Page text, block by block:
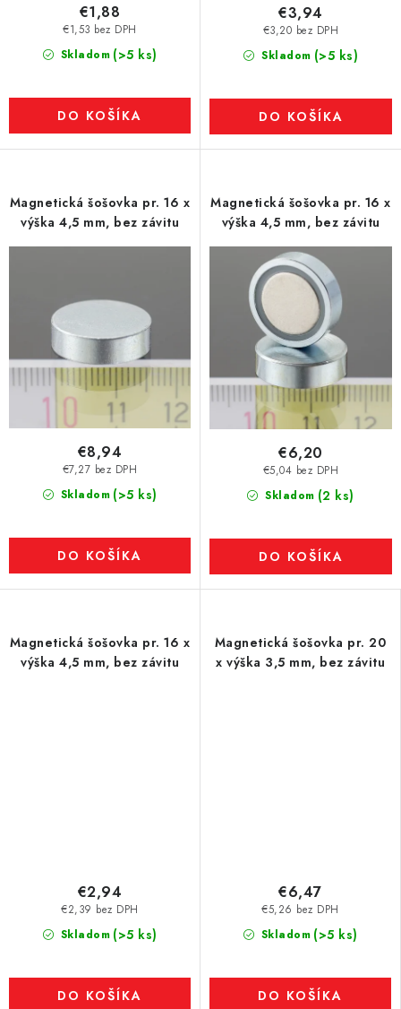
Skladom (>5 ks)
€1,53 bez DPH
€1,88
DO KOŠÍKA
Skladom (>5 ks)
€3,20 bez DPH
€3,94
DO KOŠÍKA
Magnetická šošovka pr. 16 x
výška 4,5 mm, bez závitu
Skladom (>5 ks)
€7,27 bez DPH
€8,94
DO KOŠÍKA
Magnetická šošovka pr. 16 x
výška 4,5 mm, bez závitu
Skladom (2 ks)
€5,04 bez DPH
€6,20
DO KOŠÍKA
Magnetická šošovka pr. 16 x
výška 4,5 mm, bez závitu
Skladom (>5 ks)
€2,39 bez DPH
€2,94
DO KOŠÍKA
Magnetická šošovka pr. 20
x výška 3,5 mm, bez závitu
Skladom (>5 ks)
€5,26 bez DPH
€6,47
DO KOŠÍKA